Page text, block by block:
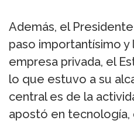
Además, el
paso importantísimo y
empresa privada, el
lo que estuvo a su
central es de la
apostó en